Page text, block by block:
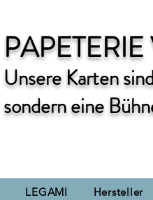
Unsere Karten
sondern eine
LEGAMI Hersteller